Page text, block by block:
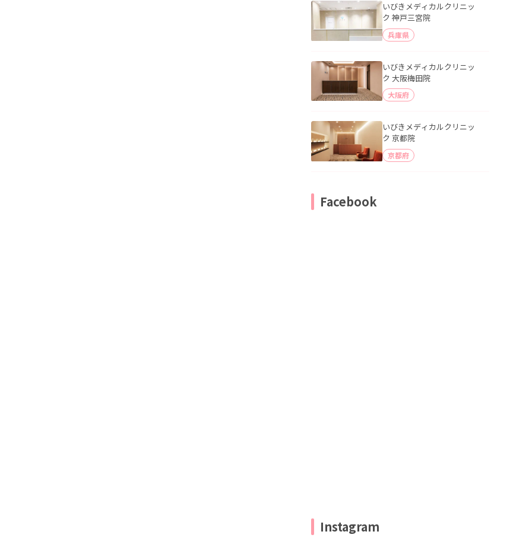
いびきメディカルクリニッ
ク 神戸三宮院
兵庫県
いびきメディカルクリニッ
ク 大阪梅田院
大阪府
いびきメディカルクリニッ
ク 京都院
京都府
Facebook
Instagram